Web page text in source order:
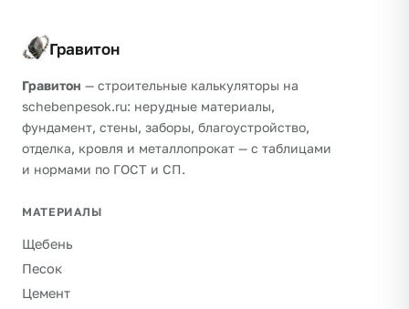
Гравитон
Гравитон — строительные калькуляторы на
schebenpesok.ru: нерудные материалы,
фундамент, стены, заборы, благоустройство,
отделка, кровля и металлопрокат — с таблицами
и нормами по ГОСТ и СП.
МАТЕРИАЛЫ
Щебень
Песок
Цемент